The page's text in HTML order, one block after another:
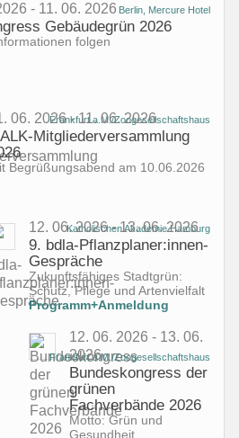
- 11. 06. 2026
Gebäudegrün 2026
folgen
Berlin, Mercure Hotel
06. 2026 - 11. 06. 2026
Mitgliederversammlung
Begrüßungsabend am 10.06.2026
Frankfurt a.M./Zoogesellschaftshaus
12. 06. 2026 - 13. 06. 2026
9. bdla-Pflanzplaner:innen-
Gespräche
Zukunftsfähiges Stadtgrün:
Schutz, Pflege und Artenvielfalt
Programm+Anmeldung
Katholischen Akademie Hamburg
12. 06. 2026 - 13. 06.
2026
Bundeskongress der
grünen
Fachverbände 2026
Motto: Grün und
Gesundheit
Frankfurt a.M./Zoogesellschaftshaus